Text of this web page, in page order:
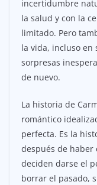
incertidumbre
la salud y con la
limitado. Pero
la vida, incluso en
sorpresas
de nuevo.
La historia de
romántico
perfecta. Es la
después de haber
deciden darse el
borrar el pasado,